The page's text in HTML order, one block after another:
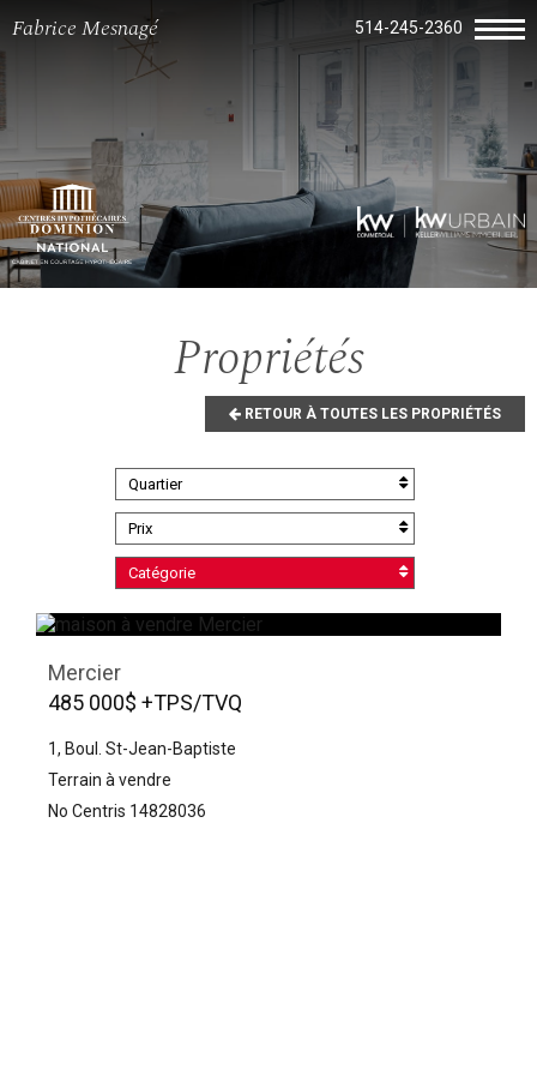
Fabrice Mesnagé 514-245-2360
Propriétés
RETOUR À TOUTES LES PROPRIÉTÉS
Quartier
Prix
Catégorie
Mercier
485 000$ +TPS/TVQ
1, Boul. St-Jean-Baptiste
Terrain à vendre
No Centris 14828036